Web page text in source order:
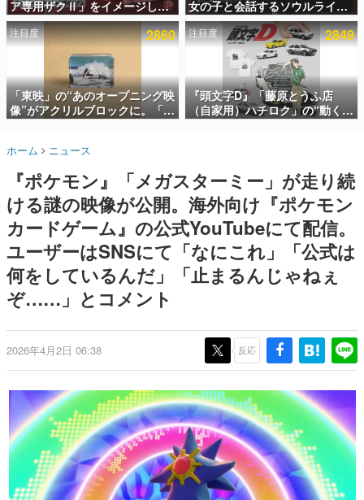
インタビュー
連載・特集一覧
殿堂入り記事
SNS拡散数が数千以上！ ページビュー数万以上！ などな
ど。多くの人々に読まれた、電ファミ渾身の“殿堂入り”記
事をまとめました。
名作ゲームクリエイターの方々に製作時のエピソードをお
きます。
赫本
この物語を解いてはいけない。『赫本』は、〈試験問題〉
の形をした短編ホラー小説集です。
新世代に訊く
これからのデジタルゲーム市場を担う若きクリエイター達
の姿を追い、彼らのルーツと情熱を探っていきます。
ゲーム世代の作家たち
ゲームに多大な影響を受けた作家さんに取材し、ゲームが
日本のコンテンツ産業やカルチャーに与えた影響を探る企
画です。
日本モバイルゲーム産業史
日本のモバイルゲーム史における主要なトピック・タイト
ルを網羅するほか、開発者へのインタビューや識者による
解説を掲載。約20年の歴史が一望できる決定版！
若ゲのいたり〜ゲームクリエイターの青春〜
『うつヌケ』『ペンと箸』等で知られるマンガ家・田中圭
一先生によるゲーム業界レポートマンガです。
ア専用ザクⅡ」をイメージした
散水ホースリールが予約開始。
本体にはシャアのパーソナルマ
ークやジオン公国軍のエンブレ
ム、型式番号などを配置
女の子と会話するソウルライク
恋愛ゲーム『小早川さんはソウ
ルライク』無料公開。返事に失
敗すると「YOU DIED」
注目度 2860
「東映」の“あのオープニング映
像”がアクリルブロックに。「東
映ヒストリカル グッズコレクシ
注目度 2849
『頭文字D』「藤原とうふ店
（自家用）ハチロク」の“動くテ
ィッシュケース”が買えるポップ
ら8月20日までの期間限定で開
催予定
ホーム ニュース
『ポケモン』「メガスターミー」が走り続
ける謎の映像が公開。海外向け『ポケモン
カードゲーム』の公式YouTubeにて配信。
ユーザーはSNSにて「なにこれ」「公式は
何をしているんだ」「止まるんじゃねぇ
ぞ……」とコメント
2026年4月2日 06:38 反応